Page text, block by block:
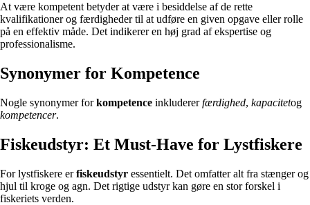
At være kompetent betyder at være i besiddelse af de rette
kvalifikationer og færdigheder til at udføre en given opgave eller rolle
på en effektiv måde. Det indikerer en høj grad af ekspertise og
professionalisme.
Synonymer for Kompetence
Nogle synonymer forkompetence inkludererfærdighed, kapacitetog
kompetencer.
Fiskeudstyr: Et Must-Have for Lystfiskere
For lystfiskere erfiskeudstyr essentielt. Det omfatter alt fra stænger og
hjul til kroge og agn. Det rigtige udstyr kan gøre en stor forskel i
fiskeriets verden.